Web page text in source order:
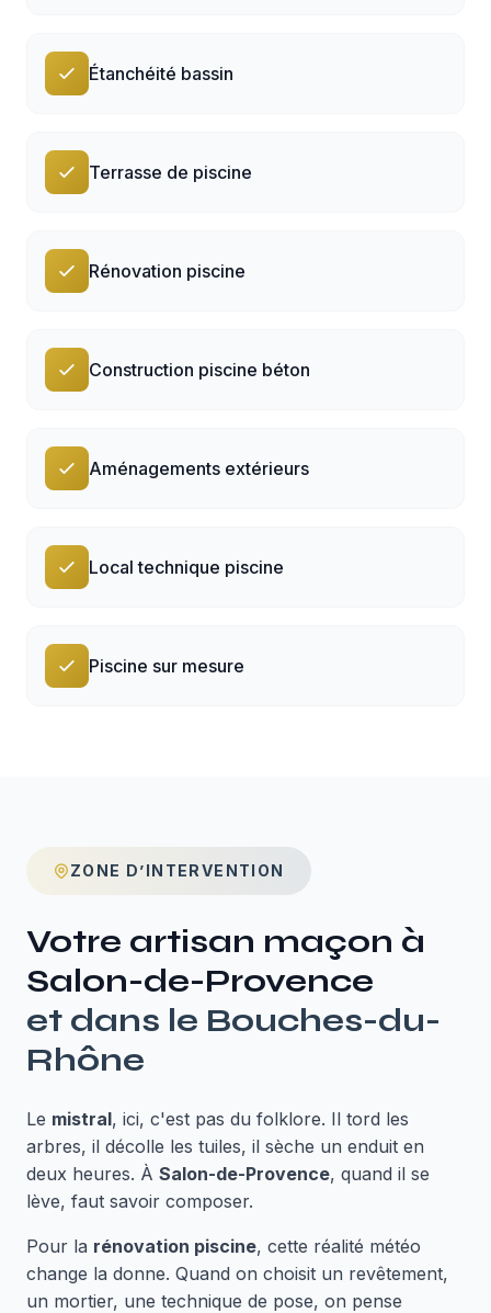
Étanchéité bassin
Terrasse de piscine
Rénovation piscine
Construction piscine béton
Aménagements extérieurs
Local technique piscine
Piscine sur mesure
ZONE D’INTERVENTION
Votre artisan maçon à
Salon-de-Provence
et dans le Bouches-du-
Rhône
Le mistral, ici, c'est pas du folklore. Il tord les
arbres, il décolle les tuiles, il sèche un enduit en
deux heures. À Salon-de-Provence, quand il se
lève, faut savoir composer.
Pour la rénovation piscine, cette réalité météo
change la donne. Quand on choisit un revêtement,
un mortier, une technique de pose, on pense